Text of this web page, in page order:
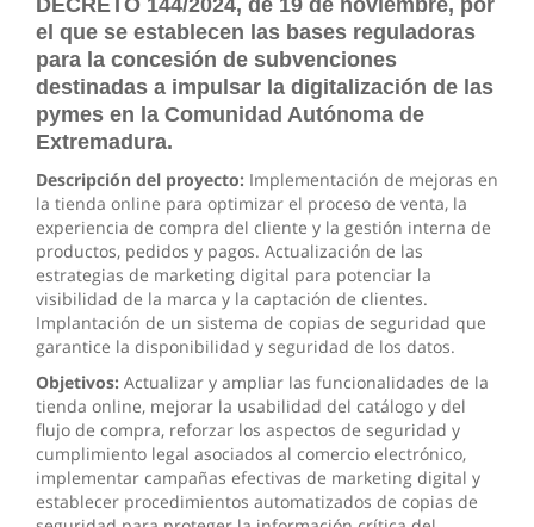
el que se establecen las bases reguladoras
para la concesión de subvenciones
destinadas a impulsar la digitalización de las
pymes en la Comunidad Autónoma de
Extremadura.
Descripción del proyecto: Implementación de mejoras en
la tienda online para optimizar el proceso de venta, la
experiencia de compra del cliente y la gestión interna de
productos, pedidos y pagos. Actualización de las
estrategias de marketing digital para potenciar la
visibilidad de la marca y la captación de clientes.
Implantación de un sistema de copias de seguridad que
garantice la disponibilidad y seguridad de los datos.
Objetivos: Actualizar y ampliar las funcionalidades de la
tienda online, mejorar la usabilidad del catálogo y del
flujo de compra, reforzar los aspectos de seguridad y
cumplimiento legal asociados al comercio electrónico,
implementar campañas efectivas de marketing digital y
establecer procedimientos automatizados de copias de